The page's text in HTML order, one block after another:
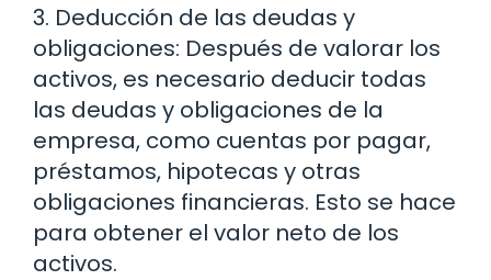
3. Deducción de las deudas y
obligaciones: Después de valorar los
activos, es necesario deducir todas
las deudas y obligaciones de la
empresa, como cuentas por pagar,
préstamos, hipotecas y otras
obligaciones financieras. Esto se hace
para obtener el valor neto de los
activos.